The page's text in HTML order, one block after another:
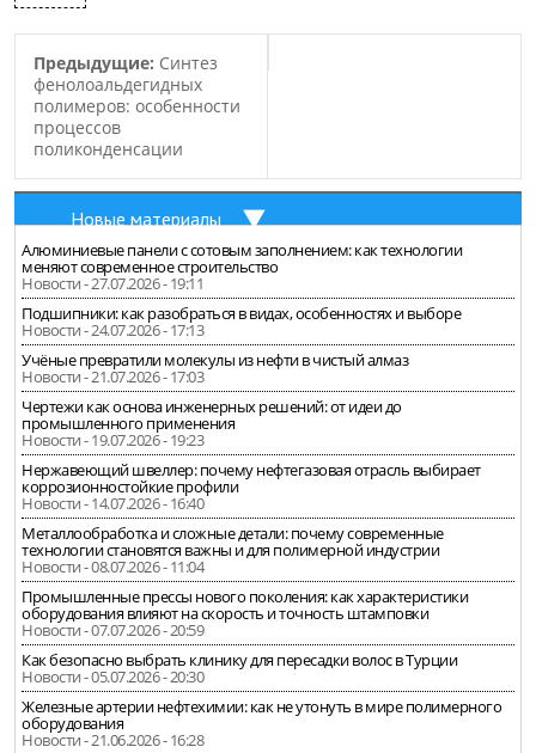
Предыдущие: Синтез
фенолоальдегидных
полимеров: особенности
процессов
поликонденсации
Новые материалы
Алюминиевые панели с сотовым заполнением: как технологии
меняют современное строительство
Новости - 27.07.2026 - 19:11
Подшипники: как разобраться в видах, особенностях и выборе
Новости - 24.07.2026 - 17:13
Учёные превратили молекулы из нефти в чистый алмаз
Новости - 21.07.2026 - 17:03
Чертежи как основа инженерных решений: от идеи до
промышленного применения
Новости - 19.07.2026 - 19:23
Нержавеющий швеллер: почему нефтегазовая отрасль выбирает
коррозионностойкие профили
Новости - 14.07.2026 - 16:40
Металлообработка и сложные детали: почему современные
технологии становятся важны и для полимерной индустрии
Новости - 08.07.2026 - 11:04
Промышленные прессы нового поколения: как характеристики
оборудования влияют на скорость и точность штамповки
Новости - 07.07.2026 - 20:59
Как безопасно выбрать клинику для пересадки волос в Турции
Новости - 05.07.2026 - 20:30
Железные артерии нефтехимии: как не утонуть в мире полимерного
оборудования
Новости - 21.06.2026 - 16:28